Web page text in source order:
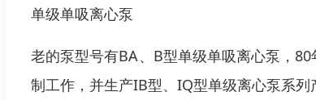
单级单吸离心泵
老的泵型号有BA、B型单级单吸离心泵，
制工作，并生产IB型、IQ型单级离心泵系列